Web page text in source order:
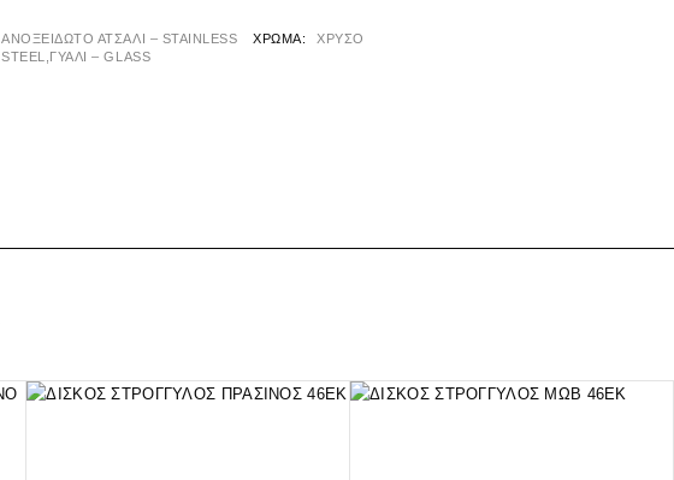
ΑΝΟΞΕΙΔΩΤΟ ΑΤΣΑΛΙ – STAINLESS
STEEL,ΓΥΑΛΙ – GLASS
ΧΡΏΜΑ ΧΡΥΣΟ